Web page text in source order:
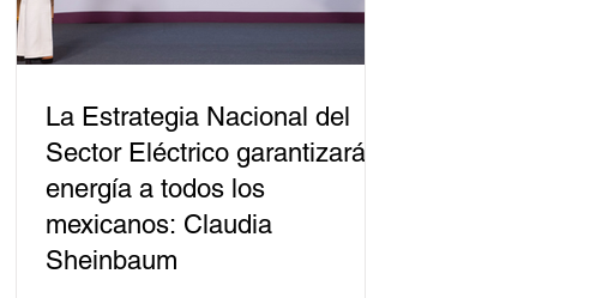
La Estrategia Nacional del
Sector Eléctrico garantizará
energía a todos los
mexicanos: Claudia
Sheinbaum